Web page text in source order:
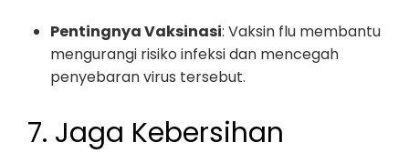
Pentingnya Vaksinasi: Vaksin flu membantu
mengurangi risiko infeksi dan mencegah
penyebaran virus tersebut.
7. Jaga Kebersihan